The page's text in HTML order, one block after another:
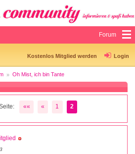
Forum
Kostenlos Mitglied werden Login
Oh Mist, ich bin Tante
«« « 1 2